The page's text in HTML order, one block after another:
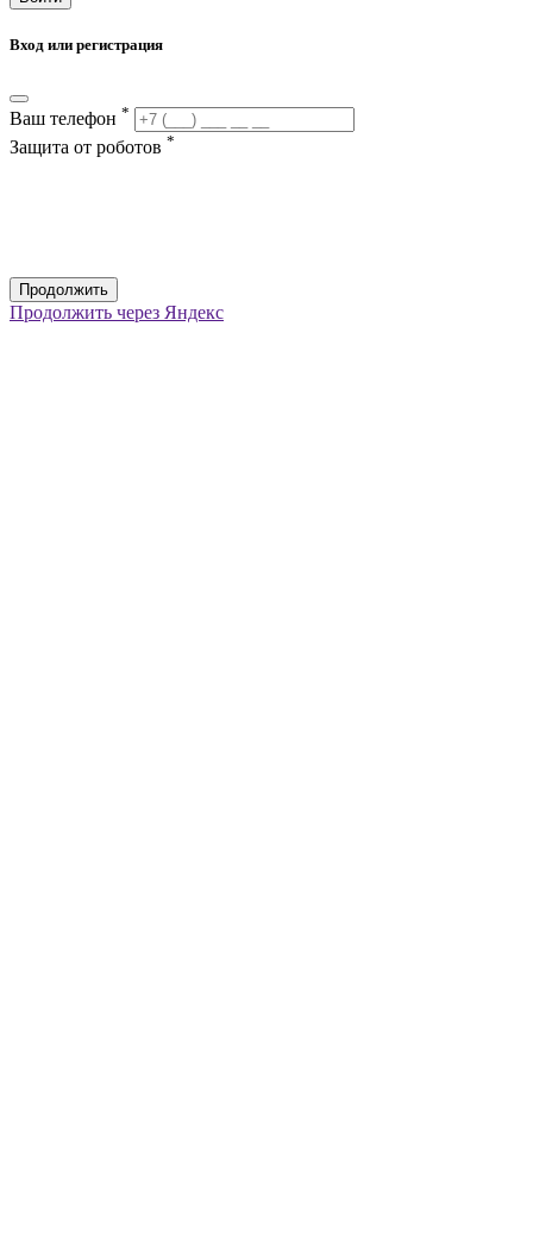
Вход или регистрация
Ваш телефон *
Защита от роботов *
Продолжить
Продолжить через Яндекс